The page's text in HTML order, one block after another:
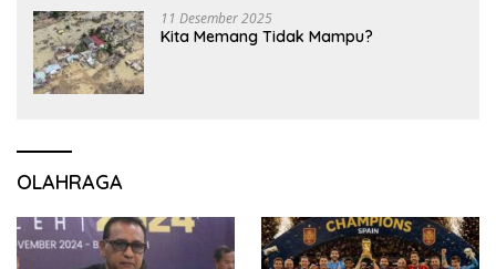
11 Desember 2025
Kita Memang Tidak Mampu?
OLAHRAGA